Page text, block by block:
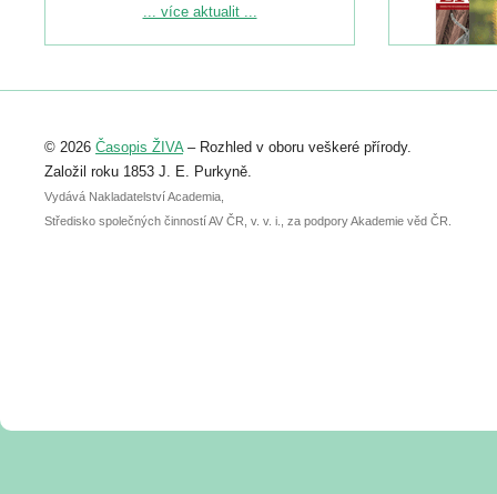
Podrobnější informace ke konferenci
Registrovat se můžete do 6. září.
abstraktu přihlášené přednášky nebo
posteru je už 30. června.
... více aktualit ...
© 2026 Časopis ŽIVA– Rozhled v oboru veškeré přírody.
Založil roku 1853 J. E. Purkyně.
Vydává Nakladatelství Academia,
Středisko společných činností AV ČR, v. v. i., za podpory Akademie věd ČR.